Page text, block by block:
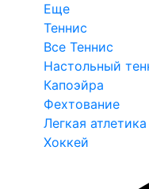
Еще
Теннис
Все Теннис
Настольный
Капоэйра
Фехтование
Легкая атлетика
Хоккей